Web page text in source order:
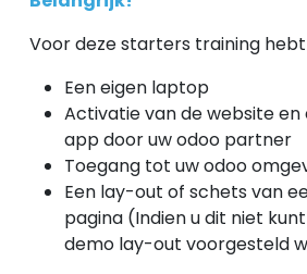
Voor deze starters training hebt
Een eigen laptop
Activatie van de website
app door uw odoo partner
Toegang tot uw odoo
Een lay-out of schets van
pagina (Indien u dit niet
demo lay-out voorgesteld